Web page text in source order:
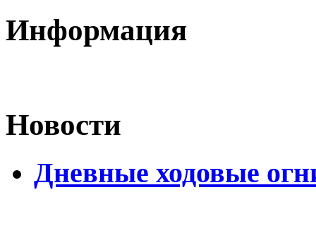
Информация
Новости
Дневные ходовые